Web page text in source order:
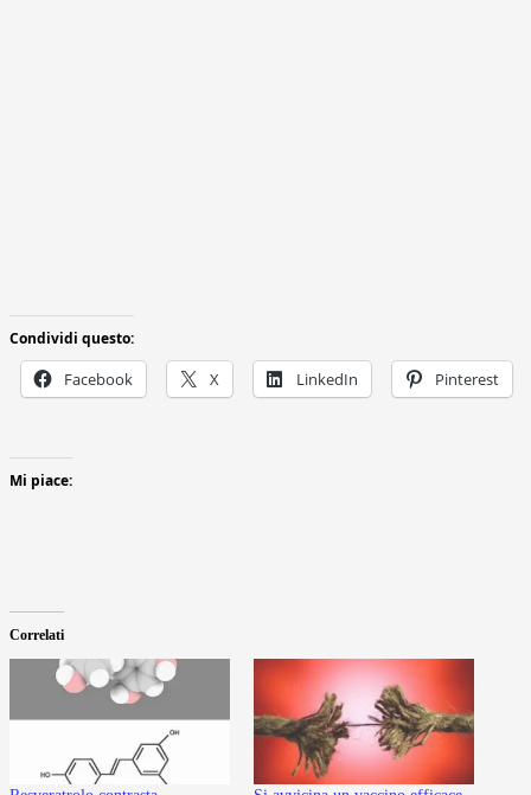
Condividi questo:
Facebook X LinkedIn Pinterest
Mi piace:
Correlati